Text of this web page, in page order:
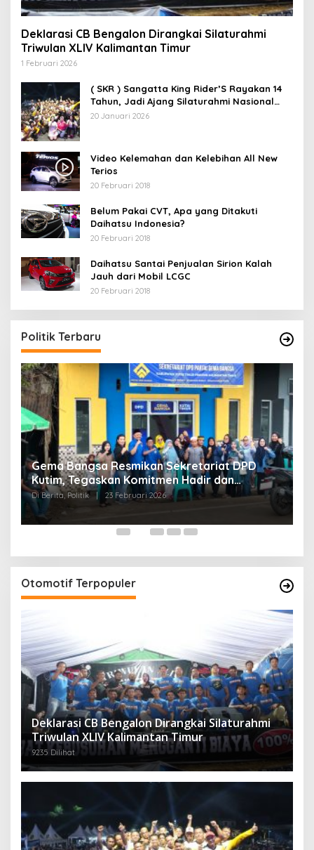
Deklarasi CB Bengalon Dirangkai Silaturahmi
Triwulan XLIV Kalimantan Timur
1 Februari 2026
( SKR ) Sangatta King Rider’S Rayakan 14
Tahun, Jadi Ajang Silaturahmi Nasional
Pecinta RX King
20 Januari 2026
Video Kelemahan dan Kelebihan All New
Terios
20 Februari 2018
Belum Pakai CVT, Apa yang Ditakuti
Daihatsu Indonesia?
20 Februari 2018
Daihatsu Santai Penjualan Sirion Kalah
Jauh dari Mobil LCGC
20 Februari 2018
Politik Terbaru
Gema Bangsa Resmikan Sekretariat DPD
Kutim, Tegaskan Komitmen Hadir dan
Mengabdi untuk Rakyat
Di Berita, Politik 23 Februari 2026
Otomotif Terpopuler
Deklarasi CB Bengalon Dirangkai Silaturahmi
Triwulan XLIV Kalimantan Timur
9235 Dilihat